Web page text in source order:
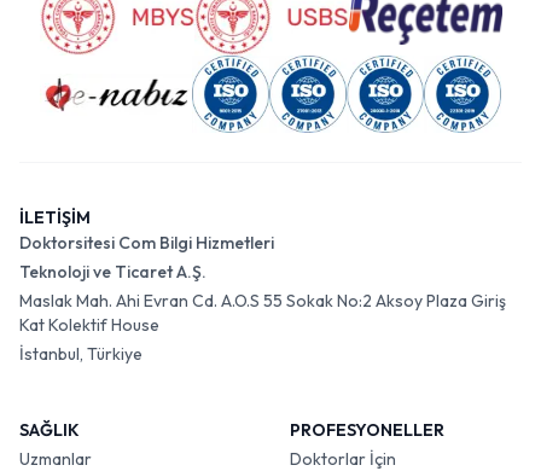
İLETİŞİM
Doktorsitesi Com Bilgi Hizmetleri
Teknoloji ve Ticaret A.Ş.
Maslak Mah. Ahi Evran Cd. A.O.S 55 Sokak No:2 Aksoy Plaza Giriş
Kat Kolektif House
İstanbul, Türkiye
SAĞLIK
Uzmanlar
PROFESYONELLER
Doktorlar İçin